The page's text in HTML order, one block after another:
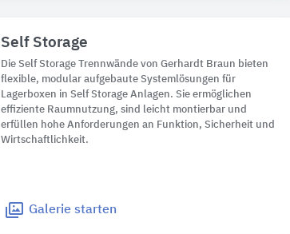
Self Storage
Die Self Storage Trennwände von Gerhardt Braun bieten
flexible, modular aufgebaute Systemlösungen für
Lagerboxen in Self Storage Anlagen. Sie ermöglichen
effiziente Raumnutzung, sind leicht montierbar und
erfüllen hohe Anforderungen an Funktion, Sicherheit und
Wirtschaftlichkeit.
Galerie starten